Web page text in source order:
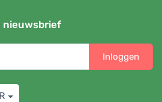
nieuwsbrief
Inloggen